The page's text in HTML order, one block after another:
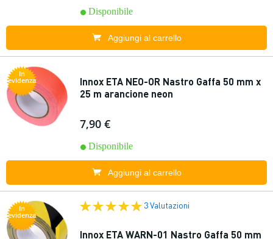
Disponibile
Aggiungi al carrello
In
evidenza
Innox ETA NEO-OR Nastro Gaffa 50 mm x
25 m arancione neon
7,90 €
Disponibile
Aggiungi al carrello
In
evidenza
3 Valutazioni
Innox ETA WARN-01 Nastro Gaffa 50 mm